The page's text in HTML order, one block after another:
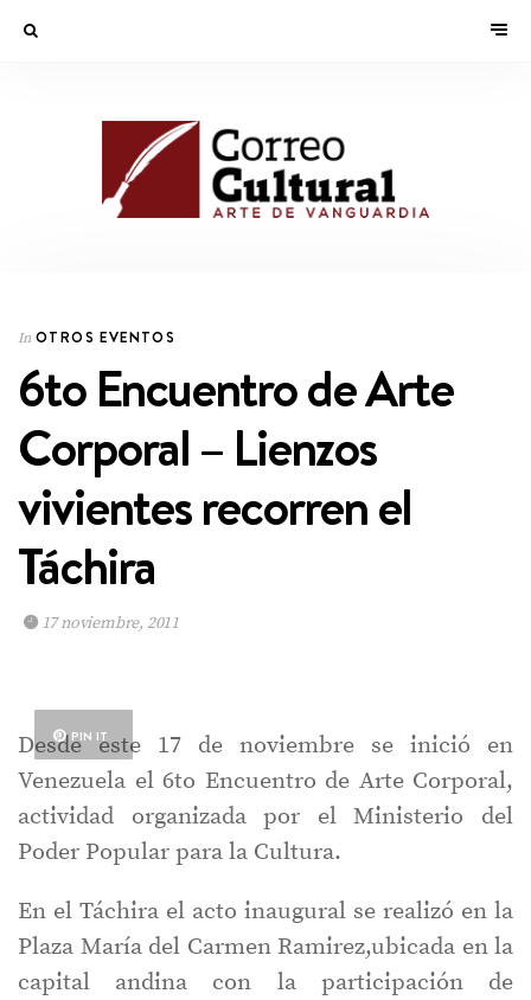
In OTROS EVENTOS
6to Encuentro de Arte
Corporal – Lienzos
vivientes recorren el
Táchira
17 noviembre, 2011
PIN IT
Desde este 17 de noviembre se inició en
Venezuela el 6to Encuentro de Arte Corporal,
actividad organizada por el Ministerio del
Poder Popular para la Cultura.
En el Táchira el acto inaugural se realizó en la
Plaza María del Carmen Ramirez,ubicada en la
capital andina con la participación de